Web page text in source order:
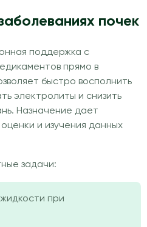
почек
поддержка с
прямо в
быстро восполнить
электролиты и снизить
Назначение дает
и изучения данных
задачи:
при